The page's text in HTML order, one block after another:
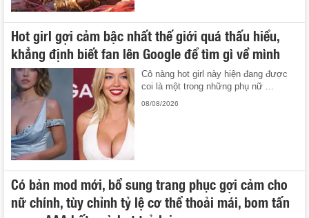
Hot girl gợi cảm bậc nhất thế giới quá thấu hiểu,
khẳng định biết fan lên Google để tìm gì về mình
Cô nàng hot girl này hiện đang được
coi là một trong những phụ nữ ...
08/08/2026
Có bản mod mới, bổ sung trang phục gợi cảm cho
nữ chính, tùy chỉnh tỷ lệ cơ thể thoải mái, bom tấn